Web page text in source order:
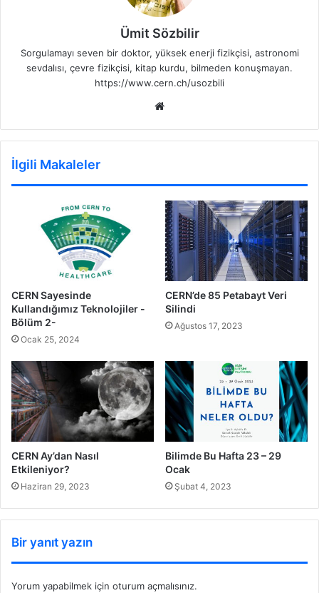
Ümit Sözbilir
Sorgulamayı seven bir doktor, yüksek enerji fizikçisi, astronomi
sevdalısı, çevre fizikçisi, kitap kurdu, bilmeden konuşmayan.
https://www.cern.ch/usozbili
İlgili Makaleler
CERN Sayesinde
Kullandığımız Teknolojiler -
Bölüm 2-
Ocak 25, 2024
CERN’de 85 Petabayt Veri
Silindi
Ağustos 17, 2023
CERN Ay’dan Nasıl
Etkileniyor?
Haziran 29, 2023
Bilimde Bu Hafta 23 – 29
Ocak
Şubat 4, 2023
Bir yanıt yazın
Yorum yapabilmek için oturum açmalısınız.